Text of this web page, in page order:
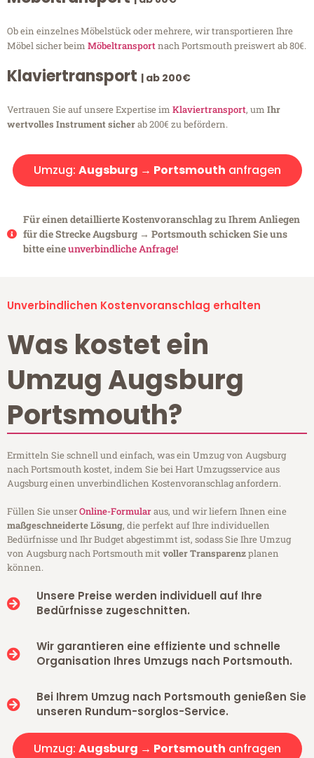
Ob ein einzelnes Möbelstück oder mehrere, wir transportieren Ihre
Möbel sicher beim Möbeltransportnach Portsmouth preiswert ab 80€.
Klaviertransport | ab 200€
Vertrauen Sie auf unsere Expertise im Klaviertransport, um Ihr
wertvolles Instrument sicherab 200€ zu befördern.
Umzug: Augsburg → Portsmouth anfragen
Für einen detaillierte Kostenvoranschlag zu Ihrem Anliegen
für die Strecke Augsburg → Portsmouth schicken Sie uns
bitte eineunverbindliche Anfrage!
Unverbindlichen Kostenvoranschlag erhalten
Was kostet ein
Umzug Augsburg
Portsmouth?
Ermitteln Sie schnell und einfach, was ein Umzug von Augsburg
nach Portsmouth kostet, indem Sie bei Hart Umzugsservice aus
Augsburg einen unverbindlichen Kostenvoranschlag anfordern.
Füllen Sie unserOnline-Formularaus, und wir liefern Ihnen eine
maßgeschneiderte Lösung, die perfekt auf Ihre individuellen
Bedürfnisse und Ihr Budget abgestimmt ist, sodass Sie Ihre Umzug
von Augsburg nach Portsmouth mitvoller Transparenzplanen
können.
Unsere Preise werden individuell auf Ihre
Bedürfnisse zugeschnitten.
Wir garantieren eine effiziente und schnelle
Organisation Ihres Umzugs nach Portsmouth.
Bei Ihrem Umzug nach Portsmouth genießen Sie
unseren Rundum-sorglos-Service.
Umzug: Augsburg → Portsmouth anfragen